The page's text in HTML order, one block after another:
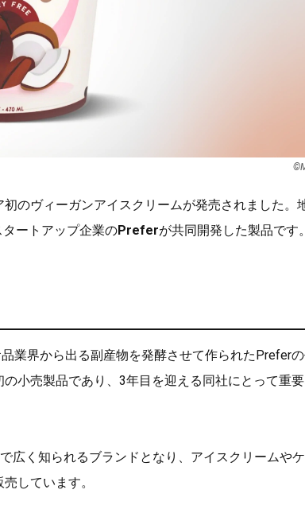
初のヴィーガンアイスクリームが発売されました。
タートアップ企業のPreferが共同開発した製品です。
業界から出る副産物を発酵させて作られたPrefer
小売製品であり、3年目を迎える同社にとって重
広く知られるブランドとなり、アイスクリームや
しています。